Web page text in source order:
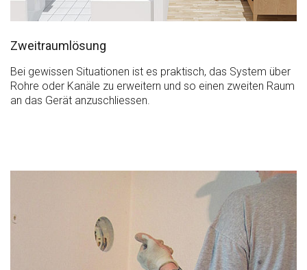
Zweitraumlösung
Bei gewissen Situationen ist es praktisch, das System über
Rohre oder Kanäle zu erweitern und so einen zweiten Raum
an das Gerät anzuschliessen.